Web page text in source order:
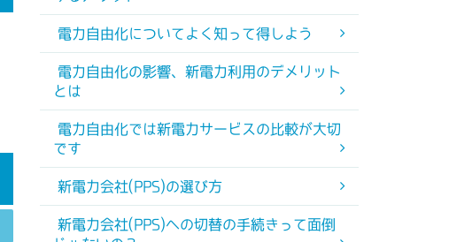
電力自由化についてよく知って得しよう
電力自由化の影響、新電力利用のデメリット
とは
電力自由化では新電力サービスの比較が大切
です
新電力会社(PPS)の選び方
新電力会社(PPS)への切替の手続きって面倒